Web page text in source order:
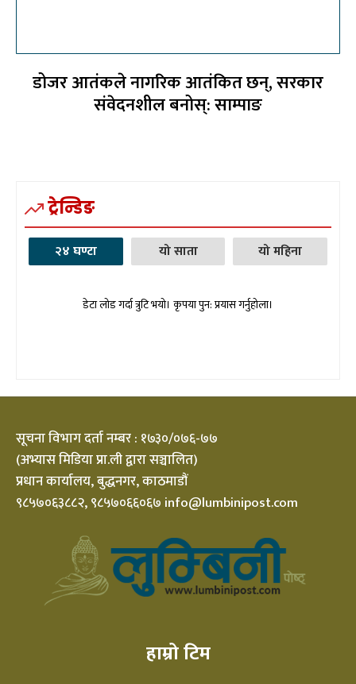
डोजर आतंकले नागरिक आतंकित छन्, सरकार
संवेदनशील बनोस्: साम्पाङ
ट्रेन्डिङ
२४ घण्टा यो साता यो महिना
डेटा लोड गर्दा त्रुटि भयो। कृपया पुन: प्रयास गर्नुहोला।
सूचना विभाग दर्ता नम्बर : १७३०/०७६-७७
(अभ्यास मिडिया प्रा.ली द्वारा सञ्चालित)
प्रधान कार्यालय, बुद्धनगर, काठमाडौं
९८५७०६३८८२, ९८५७०६६०६७ info@lumbinipost.com
हाम्रो टिम